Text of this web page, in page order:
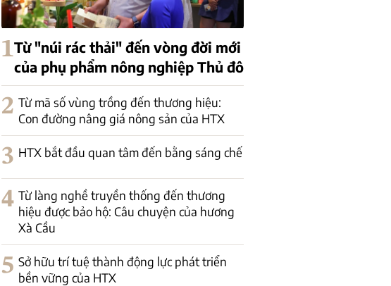
1Từ "núi rác thải" đến vòng đời mới
của phụ phẩm nông nghiệp Thủ đô
2 Từ mã số vùng trồng đến thương hiệu:
Con đường nâng giá nông sản của HTX
3 HTX bắt đầu quan tâm đến bằng sáng chế
4 Từ làng nghề truyền thống đến thương
hiệu được bảo hộ: Câu chuyện của hương
Xà Cầu
5 Sở hữu trí tuệ thành động lực phát triển
bền vững của HTX